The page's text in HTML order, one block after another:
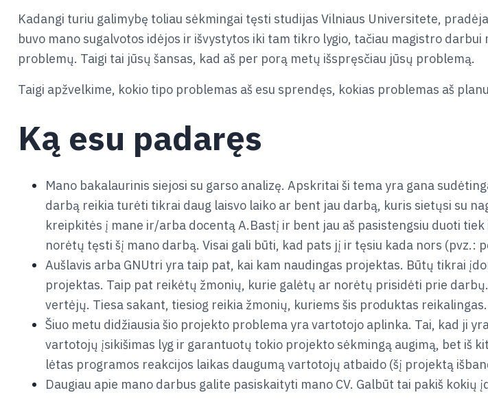
Kadangi turiu galimybę toliau sėkmingai tęsti studijas Vilniaus Universitete,
buvo mano sugalvotos idėjos ir išvystytos iki tam tikro lygio, tačiau magistro
problemų. Taigi tai jūsų šansas, kad aš per porą metų išspręsčiau jūsų problemą.
Taigi apžvelkime, kokio tipo problemas aš esu sprendęs, kokias problemas aš
Ką esu padaręs
Mano bakalaurinis siejosi su garso analizę. Apskritai ši tema yra gana
darbą reikia turėti tikrai daug laisvo laiko ar bent jau darbą, kuris sietųsi su
kreipkitės į mane ir/arba docentą A.Bastį ir bent jau aš pasistengsiu duoti
norėtų tęsti šį mano darbą. Visai gali būti, kad pats jį ir tęsiu kada nors (pvz.:
Aušlavis arba GNUtri yra taip pat, kai kam naudingas projektas. Būtų tikrai
projektas. Taip pat reikėtų žmonių, kurie galėtų ar norėtų prisidėti prie
vertėjų. Tiesa sakant, tiesiog reikia žmonių, kuriems šis produktas reikalingas.
Šiuo metu didžiausia šio projekto problema yra vartotojo aplinka. Tai, kad ji
vartotojų įsikišimas lyg ir garantuotų tokio projekto sėkmingą augimą, bet iš
lėtas programos reakcijos laikas daugumą vartotojų atbaido (šį projektą
Daugiau apie mano darbus galite pasiskaityti mano CV. Galbūt tai pakiš kokių